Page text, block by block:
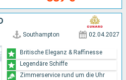
Southampton 02.04.2027
Britische Eleganz & Raffinesse
Legendäre Schiffe
Zimmerservice rund um die Uhr